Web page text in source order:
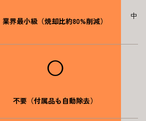
業界最小級（焼却比約80%削減）
中
◯
不要（付属品も自動除去）